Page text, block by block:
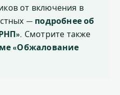
от включения в
— подробнее об
. Смотрите также
«Обжалование